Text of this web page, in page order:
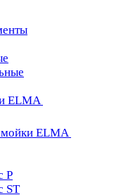
ELMA
мойки ELMA
P
ST